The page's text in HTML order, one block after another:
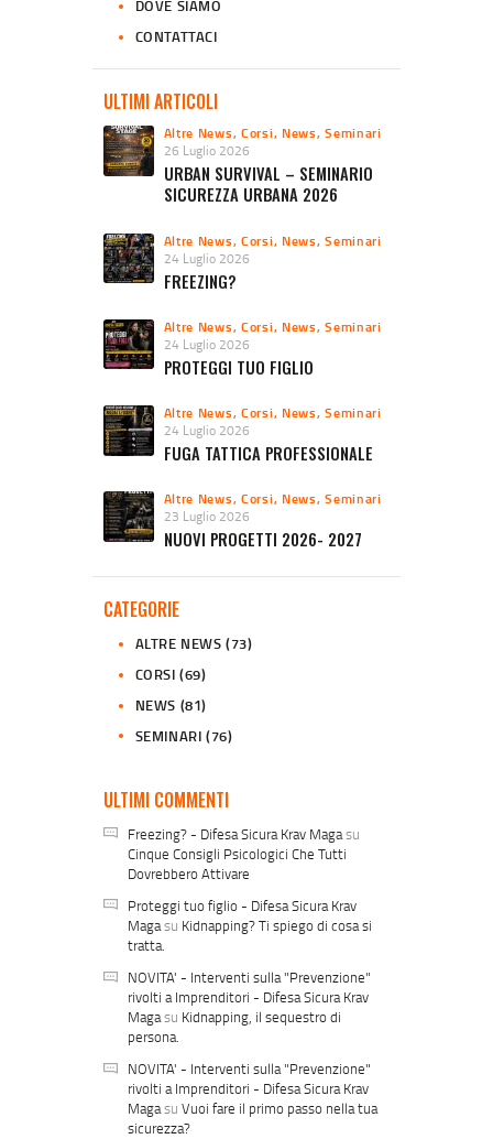
DOVE SIAMO
CONTATTACI
ULTIMI ARTICOLI
Altre News,Corsi, News,Seminari
26 Luglio 2026
URBAN SURVIVAL – SEMINARIO
SICUREZZA URBANA 2026
Altre News,Corsi, News,Seminari
24 Luglio 2026
FREEZING?
Altre News,Corsi, News,Seminari
24 Luglio 2026
PROTEGGI TUO FIGLIO
Altre News,Corsi, News,Seminari
24 Luglio 2026
FUGA TATTICA PROFESSIONALE
Altre News,Corsi, News,Seminari
23 Luglio 2026
NUOVI PROGETTI 2026- 2027
CATEGORIE
ALTRE NEWS (73)
CORSI (69)
NEWS (81)
SEMINARI (76)
ULTIMI COMMENTI
Freezing? - Difesa Sicura Krav Magasu
Cinque Consigli Psicologici Che Tutti
Dovrebbero Attivare
Proteggi tuo figlio - Difesa Sicura Krav
Magasu Kidnapping? Ti spiego di cosa si
tratta.
NOVITA' - Interventi sulla "Prevenzione"
rivolti a Imprenditori - Difesa Sicura Krav
Magasu Kidnapping, il sequestro di
persona.
NOVITA' - Interventi sulla "Prevenzione"
rivolti a Imprenditori - Difesa Sicura Krav
MagasuVuoi fare il primo passo nella tua
sicurezza?